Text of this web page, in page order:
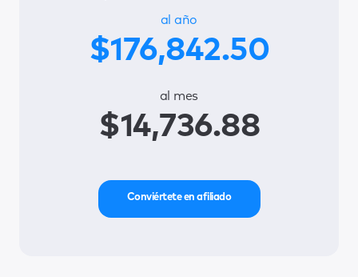
al año
$176,842.50
al mes
$14,736.88
Conviértete en afiliado